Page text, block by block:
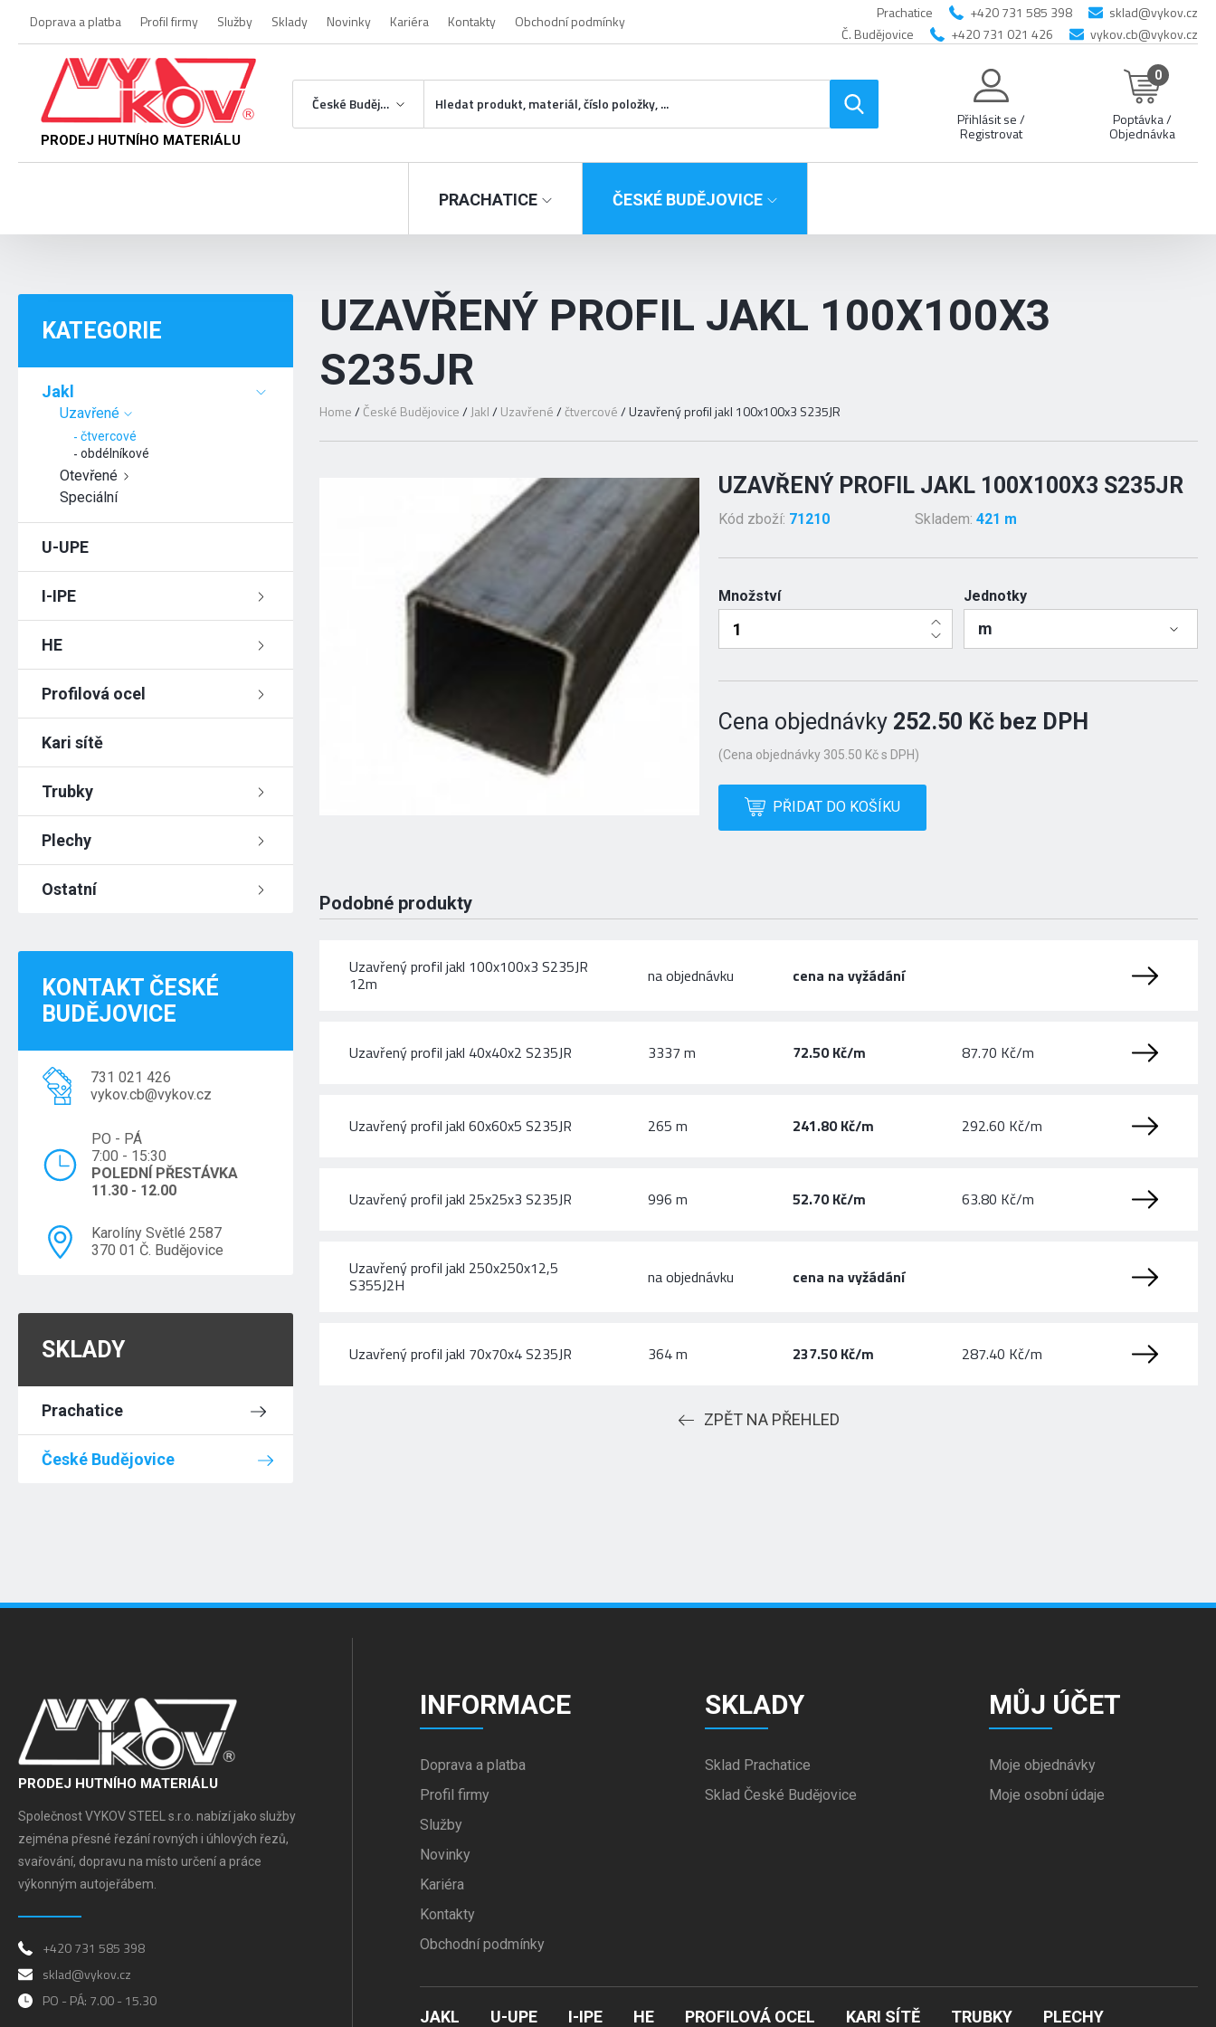
Doprava a platba Profil firmy Služby Sklady Novinky Kariéra Kontakty Obchodní podmínky Prachatice +420 731 585 398
sklad@vykov.cz
Č. Budějovice
+420 731 021 426 vykov.cb@vykov.cz
PRODEJ HUTNÍHO MATERIÁLU
České Budějovice
Přihlásit se /
Registrovat
0
Poptávka /
Objednávka
PRACHATICE ČESKÉ BUDĚJOVICE
KATEGORIE
Jakl
Uzavřené
čtvercové
obdélníkové
Otevřené
Speciální
U-UPE
I-IPE
HE
Profilová ocel
Kari sítě
Trubky
Plechy
Ostatní
KONTAKT ČESKÉ
BUDĚJOVICE
731 021 426
vykov.cb@vykov.cz
PO - PÁ
7:00 - 15:30
POLEDNÍ PŘESTÁVKA
11.30 - 12.00
Karolíny Světlé 2587
370 01 Č. Budějovice
SKLADY
Prachatice
České Budějovice
UZAVŘENÝ PROFIL JAKL 100X100X3
S235JR
Home/ České Budějovice/ Jakl/ Uzavřené/čtvercové/Uzavřený profil jakl 100x100x3 S235JR
UZAVŘENÝ PROFIL JAKL 100X100X3 S235JR
Kód zboží: 71210 Skladem: 421 m
Množství Jednotky
m
Cena objednávky 252.50 Kč bez DPH
(Cena objednávky 305.50 Kč s DPH)
PŘIDAT DO KOŠÍKU
Podobné produkty
Uzavřený profil jakl 100x100x3 S235JR
12m na objednávku cena na vyžádání
Uzavřený profil jakl 40x40x2 S235JR 3337 m 72.50 Kč/m 87.70 Kč/m
Uzavřený profil jakl 60x60x5 S235JR 265 m 241.80 Kč/m 292.60 Kč/m
Uzavřený profil jakl 25x25x3 S235JR 996 m 52.70 Kč/m 63.80 Kč/m
Uzavřený profil jakl 250x250x12,5
S355J2H na objednávku cena na vyžádání
Uzavřený profil jakl 70x70x4 S235JR 364 m 237.50 Kč/m 287.40 Kč/m
ZPĚT NA PŘEHLED
PRODEJ HUTNÍHO MATERIÁLU
Společnost VYKOV STEEL s.r.o. nabízí jako služby
zejména přesné řezání rovných i úhlových řezů,
svařování, dopravu na místo určení a práce
výkonným autojeřábem.
+420 731 585 398
sklad@vykov.cz
PO - PÁ: 7.00 - 15.30
INFORMACE
Doprava a platba
Profil firmy
Služby
Novinky
Kariéra
Kontakty
Obchodní podmínky
SKLADY
Sklad Prachatice
Sklad České Budějovice
MŮJ ÚČET
Moje objednávky
Moje osobní údaje
JAKL U-UPE I-IPE HE PROFILOVÁ OCEL KARI SÍTĚ TRUBKY PLECHY